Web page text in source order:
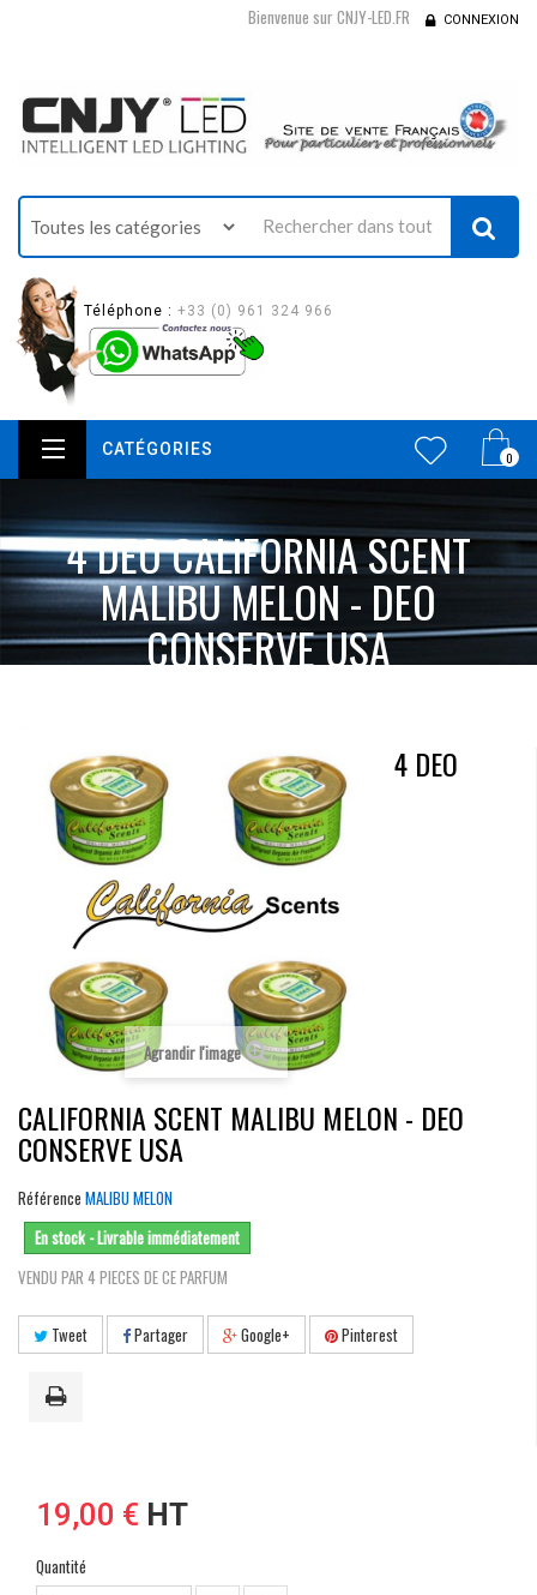
Bienvenue sur CNJY-LED.FR CONNEXION
Téléphone : +33 (0) 961 324 966
0
CATÉGORIES
4 DEO CALIFORNIA SCENT
MALIBU MELON - DEO
CONSERVE USA
Agrandir l'image
4 DEO
CALIFORNIA SCENT MALIBU MELON - DEO
CONSERVE USA
Référence MALIBU MELON
En stock - Livrable immédiatement
VENDU PAR 4 PIECES DE CE PARFUM
Tweet Partager Google+ Pinterest
19,00 € HT
Quantité